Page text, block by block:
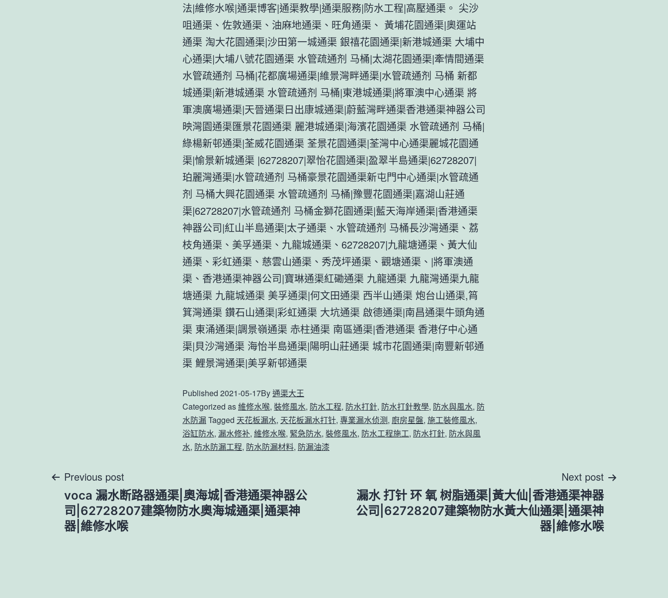
法|維修水喉|通渠博客|通渠教學|通渠服務|防水工程|高壓通渠。 尖沙
咀通渠、佐敦通渠、油麻地通渠、旺角通渠、 黃埔花園通渠|奧運站
通渠 淘大花園通渠|沙田第一城通渠 銀禧花園通渠|新港城通渠 大埔中
心通渠|大埔八號花園通渠 水管疏通剂 马桶|太湖花園通渠|牽情間通渠
水管疏通剂 马桶|花都廣場通渠|維景灣畔通渠|水管疏通剂 马桶 新都
城通渠|新港城通渠 水管疏通剂 马桶|東港城通渠|將軍澳中心通渠 將
軍澳廣場通渠|天晉通渠日出康城通渠|蔚藍灣畔通渠香港通渠神器公司
映灣園通渠匯景花園通渠 麗港城通渠|海濱花園通渠 水管疏通剂 马桶|
綠楊新邨通渠|荃威花園通渠 荃景花園通渠|荃灣中心通渠麗城花園通
渠|愉景新城通渠 |62728207|翠怡花園通渠|盈翠半島通渠|62728207|
珀麗灣通渠|水管疏通剂 马桶豪景花園通渠新屯門中心通渠|水管疏通
剂 马桶大興花園通渠 水管疏通剂 马桶|豫豐花園通渠|嘉湖山莊通
渠|62728207|水管疏通剂 马桶金獅花園通渠|藍天海岸通渠|香港通渠
神器公司|紅山半島通渠|太子通渠、水管疏通剂 马桶長沙灣通渠、荔
枝角通渠、美孚通渠、九龍城通渠、62728207|九龍塘通渠、黃大仙
通渠、彩虹通渠、慈雲山通渠、秀茂坪通渠、觀塘通渠、|將軍澳通
渠、香港通渠神器公司|寶琳通渠紅磡通渠 九龍通渠 九龍灣通渠九龍
塘通渠 九龍城通渠 美孚通渠|何文田通渠 西半山通渠 炮台山通渠,筲
箕灣通渠 鑽石山通渠|彩虹通渠 大坑通渠 啟德通渠|南昌通渠牛頭角通
渠 東涌通渠|調景嶺通渠 赤柱通渠 南區通渠|香港通渠 香港仔中心通
渠|貝沙灣通渠 海怡半島通渠|陽明山莊通渠 城市花園通渠|南豐新邨通
渠 鯉景灣通渠|美孚新邨通渠
Published 2021-05-17By通渠大王
Categorized as維修水喉, 裝修風水, 防水工程, 防水打針, 防水打針教學, 防水與風水, 防
水防漏 Tagged 天花板漏水, 天花板漏水打针, 專業漏水侦测, 廚房星盤, 施工裝修風水,
浴缸防水, 漏水修补, 維修水喉, 緊急防水, 裝修風水, 防水工程施工, 防水打針, 防水與風
水, 防水防漏工程, 防水防漏材料, 防漏油漆
文
章
Previous post
voca 漏水断路器通渠|奧海城|香港通渠神器公
司|62728207建築物防水奧海城通渠|通渠神
器|維修水喉
Next post
漏水 打针 环 氧 树脂通渠|黃大仙|香港通渠神器
公司|62728207建築物防水黃大仙通渠|通渠神
器|維修水喉